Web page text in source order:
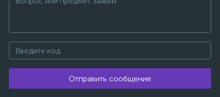
Отправить сообщение